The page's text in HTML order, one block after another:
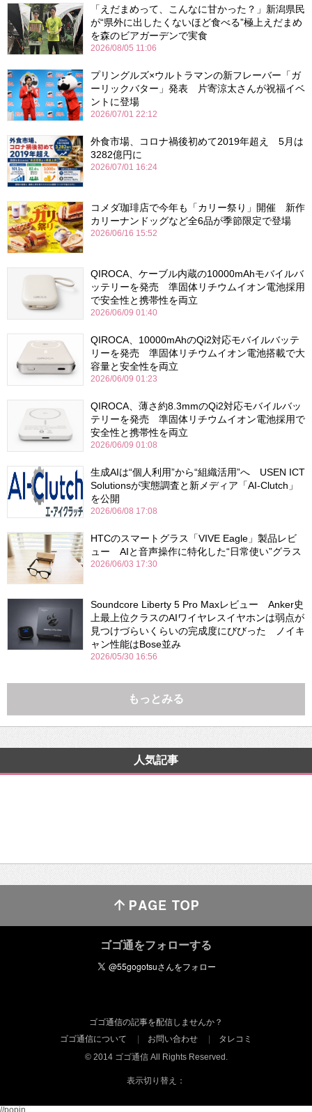
「えだまめって、こんなに甘かった？」新潟県民
が“県外に出したくないほど食べる”極上えだまめ
を森のビアガーデンで実食
2026/08/05 11:06
プリングルズ×ウルトラマンの新フレーバー「ガ
ーリックバター」発表 片寄涼太さんが祝福イベ
ントに登場
2026/07/01 22:12
外食市場、コロナ禍後初めて2019年超え 5月は
3282億円に
2026/07/01 16:24
コメダ珈琲店で今年も「カリー祭り」開催 新作
カリーナンドッグなど全6品が季節限定で登場
2026/06/16 15:52
QIROCA、ケーブル内蔵の10000mAhモバイルバ
ッテリーを発売 準固体リチウムイオン電池採用
で安全性と携帯性を両立
2026/06/09 01:40
QIROCA、10000mAhのQi2対応モバイルバッテ
リーを発売 準固体リチウムイオン電池搭載で大
容量と安全性を両立
2026/06/09 01:23
QIROCA、薄さ約8.3mmのQi2対応モバイルバッ
テリーを発売 準固体リチウムイオン電池採用で
安全性と携帯性を両立
2026/06/09 01:08
生成AIは“個人利用”から“組織活用”へ USEN ICT
Solutionsが実態調査と新メディア「AI-Clutch」
を公開
2026/06/08 17:08
HTCのスマートグラス「VIVE Eagle」製品レビ
ュー AIと音声操作に特化した“日常使い”グラス
2026/06/03 17:30
Soundcore Liberty 5 Pro Maxレビュー Anker史
上最上位クラスのAIワイヤレスイヤホンは弱点が
見つけづらいくらいの完成度にびびった ノイキ
ャン性能はBose並み
2026/05/30 16:56
もっとみる
人気記事
ゴゴ通をフォローする
ゴゴ通信の記事を配信しませんか？
ゴゴ通信について
お問い合わせ
タレコミ
© 2014 ゴゴ通信 All Rights Reserved.
表示切り替え：